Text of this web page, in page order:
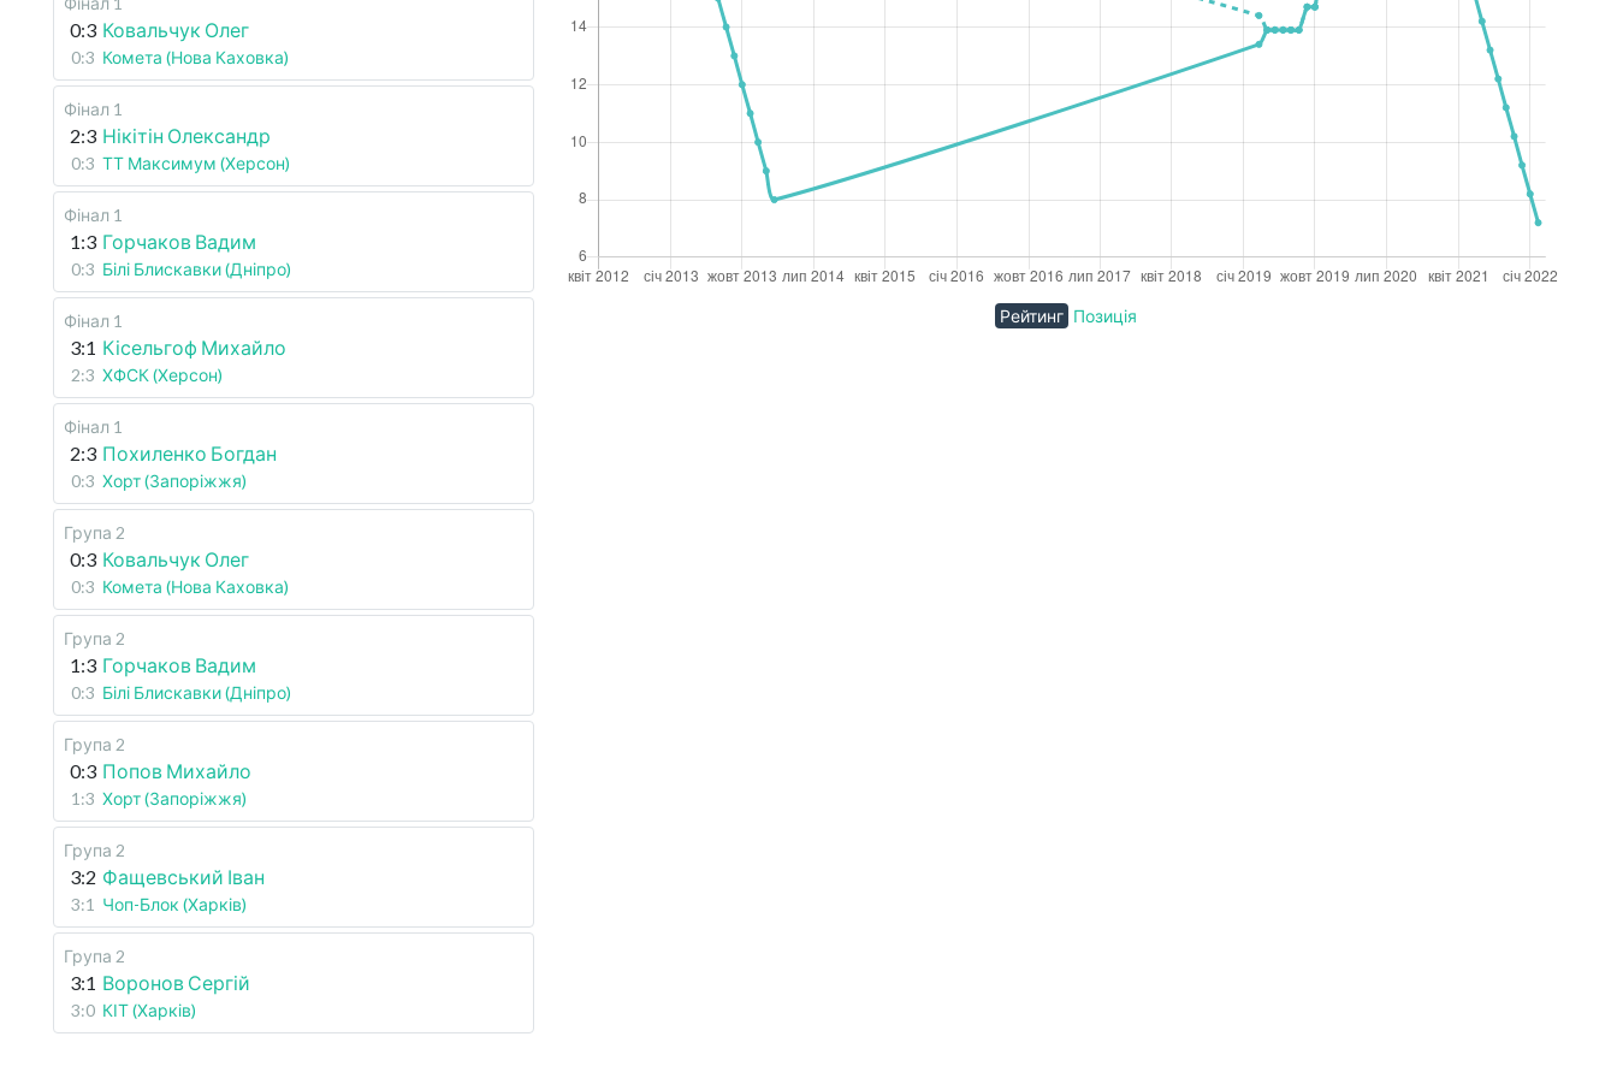
0:3 Ковальчук Олег
0:3 Комета (Нова Каховка)
Фінал 1
2:3 Нікітін Олександр
0:3 ТТ Максимум (Херсон)
Фінал 1
1:3 Горчаков Вадим
0:3 Білі Блискавки (Дніпро)
Фінал 1
3:1 Кісельгоф Михайло
2:3 ХФСК (Херсон)
Фінал 1
2:3 Похиленко Богдан
0:3 Хорт (Запоріжжя)
Група 2
0:3 Ковальчук Олег
0:3 Комета (Нова Каховка)
Група 2
1:3 Горчаков Вадим
0:3 Білі Блискавки (Дніпро)
Група 2
0:3 Попов Михайло
1:3 Хорт (Запоріжжя)
Група 2
3:2 Фащевський Іван
3:1 Чоп-Блок (Харків)
Група 2
3:1 Воронов Сергій
3:0 КІТ (Харків)
Рейтинг Позиція